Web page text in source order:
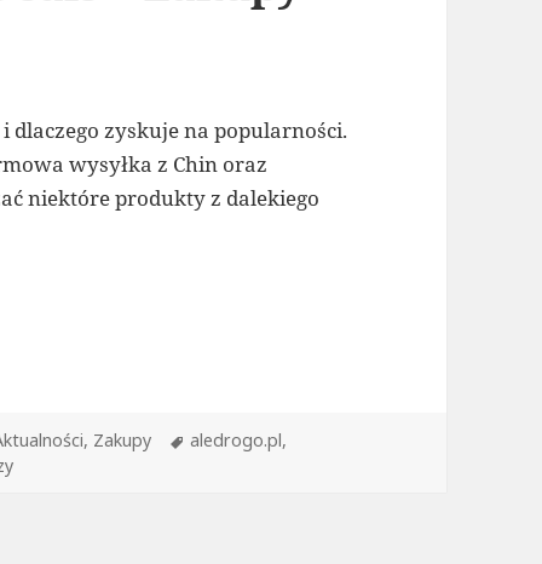
i dlaczego zyskuje na popularności.
wysyłka z Chin oraz
niektóre produkty z dalekiego
w Chinach
, Zakupy Tagi
aledrogo.pl,
do Aliexpress Cebula Deals – Zakupy w Chinach